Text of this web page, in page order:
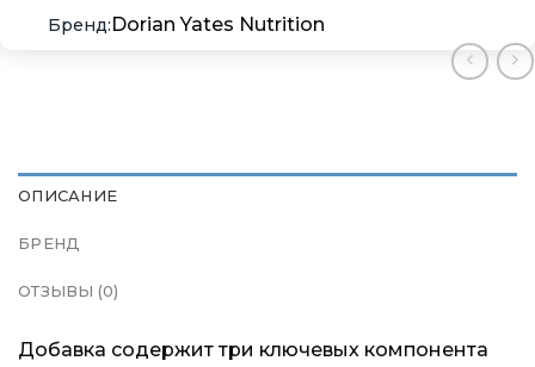
Dorian Yates Nutrition
ОПИСАНИЕ
БРЕНД
ОТЗЫВЫ (0)
Добавка содержит три ключевых компонента
Меню
Меню
Меню